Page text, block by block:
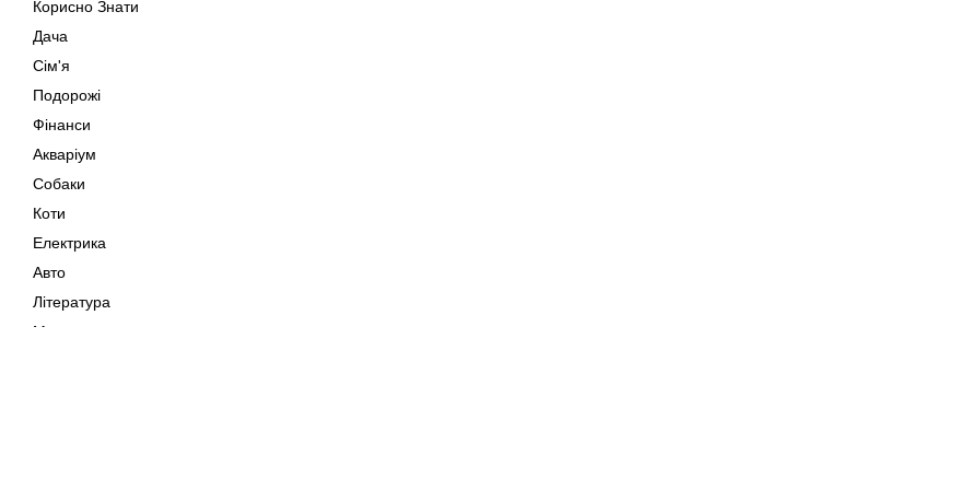
Корисно Знати
Дача
Сім'я
Подорожі
Фінанси
Акваріум
Собаки
Коти
Електрика
Авто
Література
Музика